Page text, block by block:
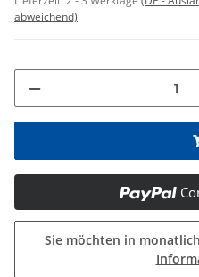
abweichend)
Sie möchten in